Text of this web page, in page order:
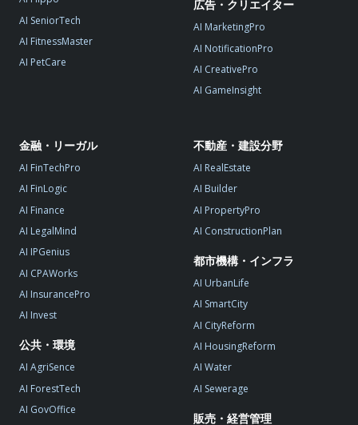
AI SeniorTech
AI FitnessMaster
AI PetCare
広告・クリエイター
AI MarketingPro
AI NotificationPro
AI CreativePro
AI GameInsight
金融・リーガル
AI FinTechPro
AI FinLogic
AI Finance
AI LegalMind
AI IPGenius
AI CPAWorks
AI InsurancePro
AI Invest
公共・環境
AI AgriSence
AI ForestTech
AI GovOffice
不動産・建設分野
AI RealEstate
AI Builder
AI PropertyPro
AI ConstructionPlan
都市機構・インフラ
AI UrbanLife
AI SmartCity
AI CityReform
AI HousingReform
AI Water
AI Sewerage
販売・経営管理